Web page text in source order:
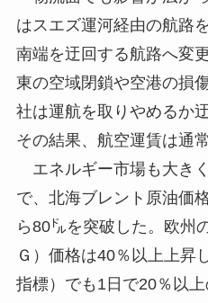
はスエズ運河経由の航路
南端を迂回する航路へ変
東の空域閉鎖や空港の損
社は運航を取りやめるか
その結果、航空運賃は通
エネルギー市場も大き
で、北海ブレント原油価
ら80㌦を突破した。欧州
Ｇ）価格は40％以上上昇
指標）でも1日で20％以